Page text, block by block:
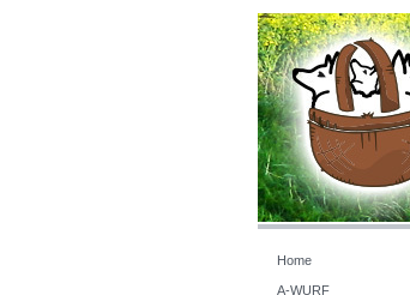
Home
A-WURF